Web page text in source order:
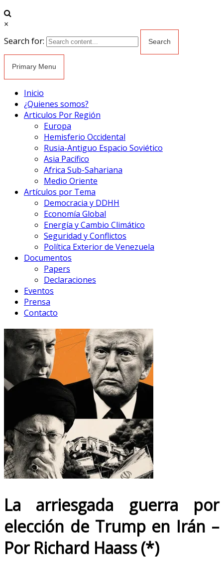
×
Search for:
Primary Menu
Inicio
¿Quienes somos?
Articulos Por Región
Europa
Hemisferio Occidental
Rusia-Antiguo Espacio Soviético
Asia Pacífico
Africa Sub-Sahariana
Medio Oriente
Artículos por Tema
Democracia y DDHH
Economía Global
Energía y Cambio Climático
Seguridad y Conflictos
Política Exterior de Venezuela
Documentos
Papers
Declaraciones
Eventos
Prensa
Contacto
La arriesgada guerra por
elección de Trump en Irán –
Por Richard Haass (*)